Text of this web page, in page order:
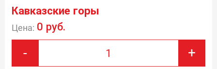
Кавказские горы
Цена: 0 руб.
- +